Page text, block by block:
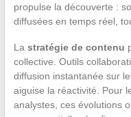
propulse la découverte :
diffusées en temps réel,
La stratégie de contenu
collective. Outils
diffusion instantanée sur
aiguise la réactivité. Pour
analystes, ces évolutions